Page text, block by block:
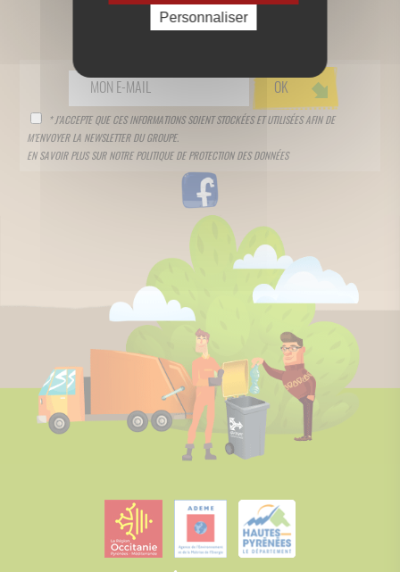
SUIVEZ-NOUS !
* J’ACCEPTE QUE CES INFORMATIONS SOIENT STOCKÉES ET UTILISÉES AFIN DE
M’ENVOYER LA NEWSLETTER DU GROUPE.
EN SAVOIR PLUS SUR NOTRE POLITIQUE DE PROTECTION DES DONNÉES
Personnaliser